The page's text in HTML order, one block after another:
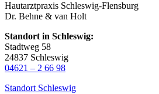
Hautarztpraxis Schleswig-Flensburg
Dr. Behne & van Holt
Standort in Schleswig:
Stadtweg 58
24837 Schleswig
04621 – 2 66 98
Standort Schleswig